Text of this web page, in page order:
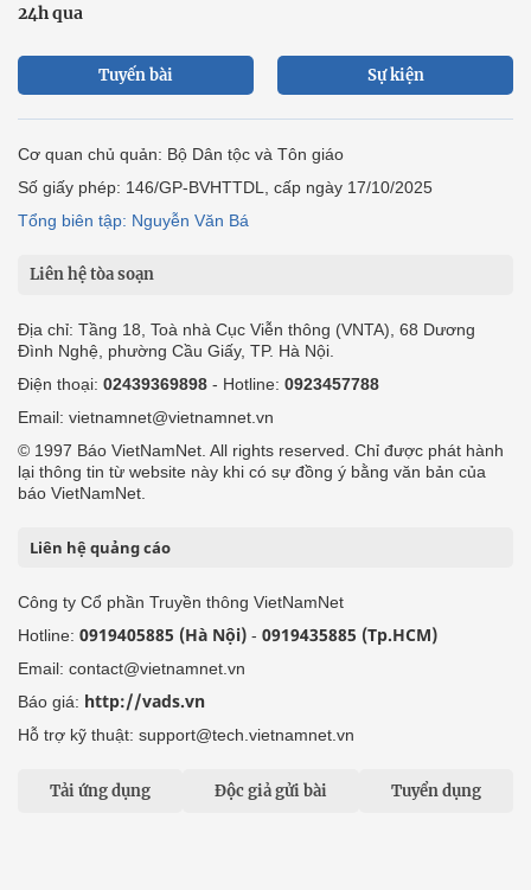
24h qua
Tuyến bài Sự kiện
Cơ quan chủ quản: Bộ Dân tộc và Tôn giáo
Số giấy phép: 146/GP-BVHTTDL, cấp ngày 17/10/2025
Tổng biên tập: Nguyễn Văn Bá
Liên hệ tòa soạn
Địa chỉ: Tầng 18, Toà nhà Cục Viễn thông (VNTA), 68 Dương
Đình Nghệ, phường Cầu Giấy, TP. Hà Nội.
Điện thoại: 02439369898 - Hotline: 0923457788
Email: vietnamnet@vietnamnet.vn
© 1997 Báo VietNamNet. All rights reserved. Chỉ được phát hành
lại thông tin từ website này khi có sự đồng ý bằng văn bản của
báo VietNamNet.
Liên hệ quảng cáo
Công ty Cổ phần Truyền thông VietNamNet
Hotline: 0919405885 (Hà Nội) - 0919435885 (Tp.HCM)
Email: contact@vietnamnet.vn
Báo giá: http://vads.vn
Hỗ trợ kỹ thuật: support@tech.vietnamnet.vn
Tải ứng dụng Độc giả gửi bài Tuyển dụng